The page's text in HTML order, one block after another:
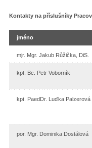
Kontakty na příslušníky
jméno
mjr. Mgr. Jakub Růžička, DiS.
kpt. Bc. Petr Voborník
kpt. PaedDr. Luďka Palzerová
por. Mgr. Dominika Dostálová